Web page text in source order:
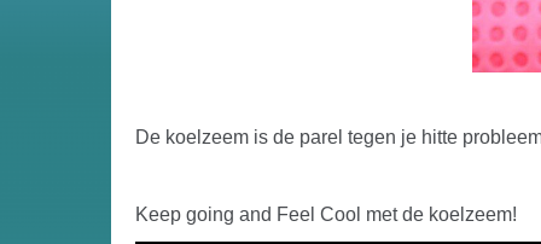
De koelzeem is de parel tegen je hitte
Keep going and Feel Cool met de koelzeem!